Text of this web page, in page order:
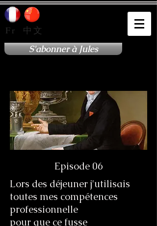
Fr 中文
S'abonner à Jules
Episode 06
Lors des déjeuner j'utilisais
toutes mes compétences
professionnelle
pour que ce fusse